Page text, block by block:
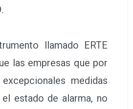
llamado ERTE
las empresas que por
medidas
estado de alarma, no